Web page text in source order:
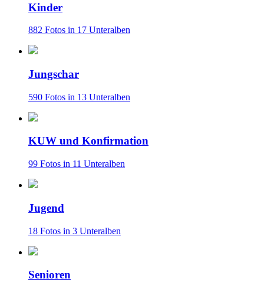
Kinder
882 Fotos in 17 Unteralben
Jungschar
590 Fotos in 13 Unteralben
KUW und Konfirmation
99 Fotos in 11 Unteralben
Jugend
18 Fotos in 3 Unteralben
Senioren